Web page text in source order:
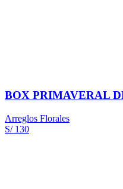
BOX PRIMAVERAL
Arreglos Florales
S/ 130